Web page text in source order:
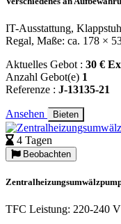
IT-Ausstattung,
Regal, Maße: ca. 178 ×
Aktuelles Gebot : 30 €
Anzahl Gebot(e) 1
Referenze : J-13135-21
Ansehen Bieten
4 Tagen
Beobachten
TFC Leistung: 220-240